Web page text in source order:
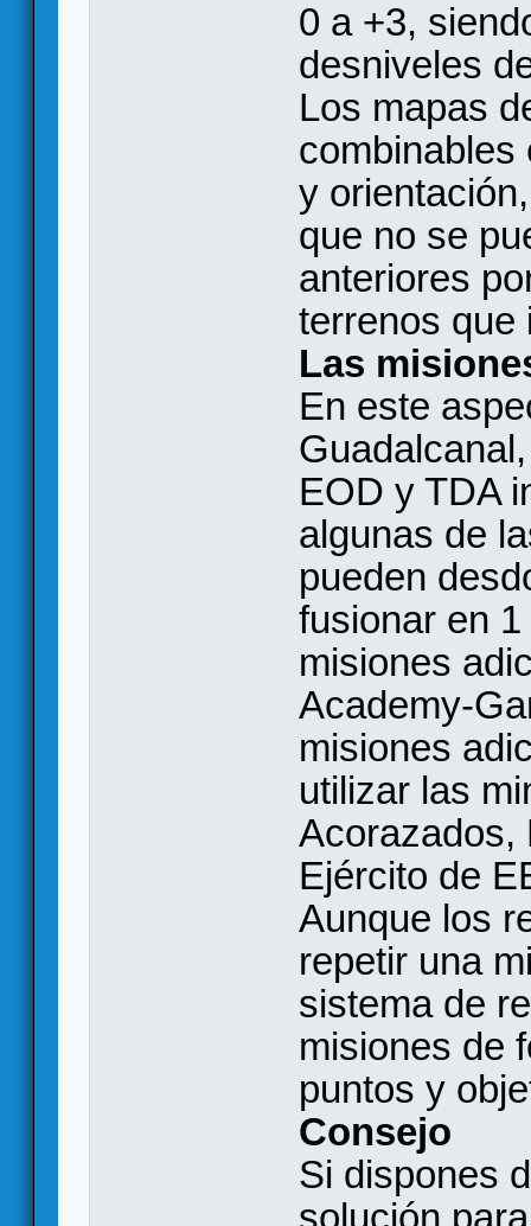
0 a +3,
desniveles
Los mapas
combinables
y
que no se
anteriores
terrenos que
Las
En este
EOD y TDA
algunas de
pueden
fusionar en
misiones
Academy-
misiones
utilizar las
Acorazados,
Ejército de
Aunque los
repetir una
sistema de
misiones de
puntos y
Consejo
Si dispones
solución